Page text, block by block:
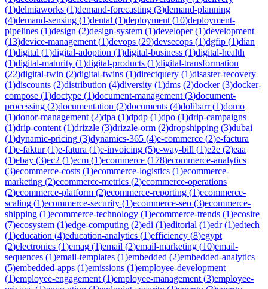
(1)delmiaworks (1)demand-forecasting (3)demand-planning
(4)demand-sensing (1)dental (1)deployment (10)deployment-
pipelines (1)design (2)design-system (1)developer(1)development
(13)device-management (1)devops (29)devsecops (1)dgfip (1)dian
(1)digital (1)digital-adoption (1)digital-business (1)digital-health
(1)digital-maturity (1)digital-products (1)digital-transformation
(22)digital-twin (2)digital-twins (1)directquery (1)disaster-recovery
(1)discounts (2)distribution (4)diversity (1)dms (2)docker(3)docker-
compose (1)doctype (1)document-management (3)document-
processing (2)documentation (2)documents (4)dolibarr(1)domo
(1)donor-management (2)dpa (1)dpdp (1)dpo (1)drip-campaigns
(1)drip-content (1)drizzle (3)drizzle-orm (2)dropshipping (3)dubai
(1)dynamic-pricing (3)dynamics-365 (4)e-commerce (2)e-factura
(1)e-faktur(1)e-fatura (1)e-invoicing (5)e-way-bill (1)e2e (2)eaa
(1)ebay (3)ec2 (1)ecm (1)ecommerce (178)ecommerce-analytics
(3)ecommerce-costs (1)ecommerce-logistics (1)ecommerce-
marketing (2)ecommerce-metrics (2)ecommerce-operations
(2)ecommerce-platform (2)ecommerce-reporting (1)ecommerce-
scaling (1)ecommerce-security (1)ecommerce-seo (3)ecommerce-
shipping (1)ecommerce-technology (1)ecommerce-trends (1)ecosire
(7)ecosystem (1)edge-computing (2)edi (1)editorial (1)edr(1)edtech
(1)education (4)education-analytics (1)efficiency (8)egypt
(2)electronics (1)emag (1)email (2)email-marketing (10)email-
sequences (1)email-templates (1)embedded (2)embedded-analytics
(5)embedded-apps (1)emissions (1)employee-development
(1)employee-engagement (1)employee-management (3)employee-